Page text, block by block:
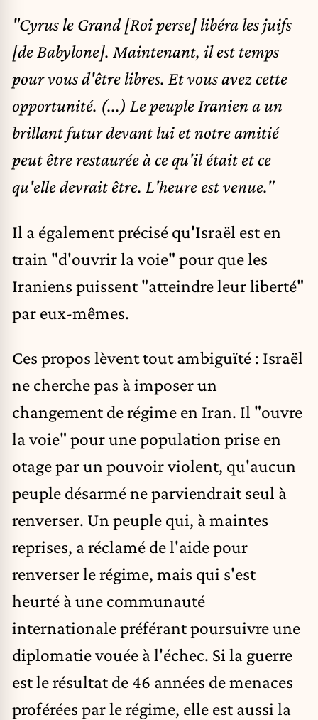
"Cyrus le Grand [Roi perse] libéra les juifs
[de Babylone]. Maintenant, il est temps
pour vous d'être libres. Et vous avez cette
opportunité. (...) Le peuple Iranien a un
brillant futur devant lui et notre amitié
peut être restaurée à ce qu'il était et ce
qu'elle devrait être. L'heure est venue."
Il a également précisé qu'Israël est en
train "d'ouvrir la voie" pour que les
Iraniens puissent "atteindre leur liberté"
par eux-mêmes.
Ces propos lèvent tout ambiguïté : Israël
ne cherche pas à imposer un
changement de régime en Iran. Il "ouvre
la voie" pour une population prise en
otage par un pouvoir violent, qu'aucun
peuple désarmé ne parviendrait seul à
renverser. Un peuple qui, à maintes
reprises, a réclamé de l'aide pour
renverser le régime, mais qui s'est
heurté à une communauté
internationale préférant poursuivre une
diplomatie vouée à l'échec. Si la guerre
est le résultat de 46 années de menaces
proférées par le régime, elle est aussi la